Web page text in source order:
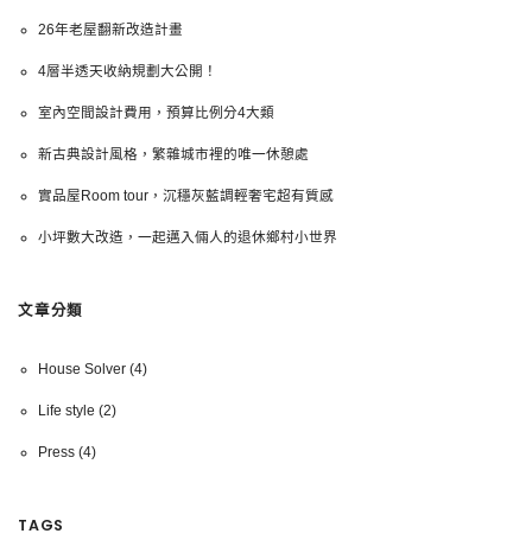
26年老屋翻新改造計畫
4層半透天收納規劃大公開！
室內空間設計費用，預算比例分4大類
新古典設計風格，繁雜城市裡的唯一休憩處
實品屋Room tour，沉穩灰藍調輕奢宅超有質感
小坪數大改造，一起邁入倆人的退休鄉村小世界
文章分類
House Solver(4)
Life style (2)
Press(4)
TAGS